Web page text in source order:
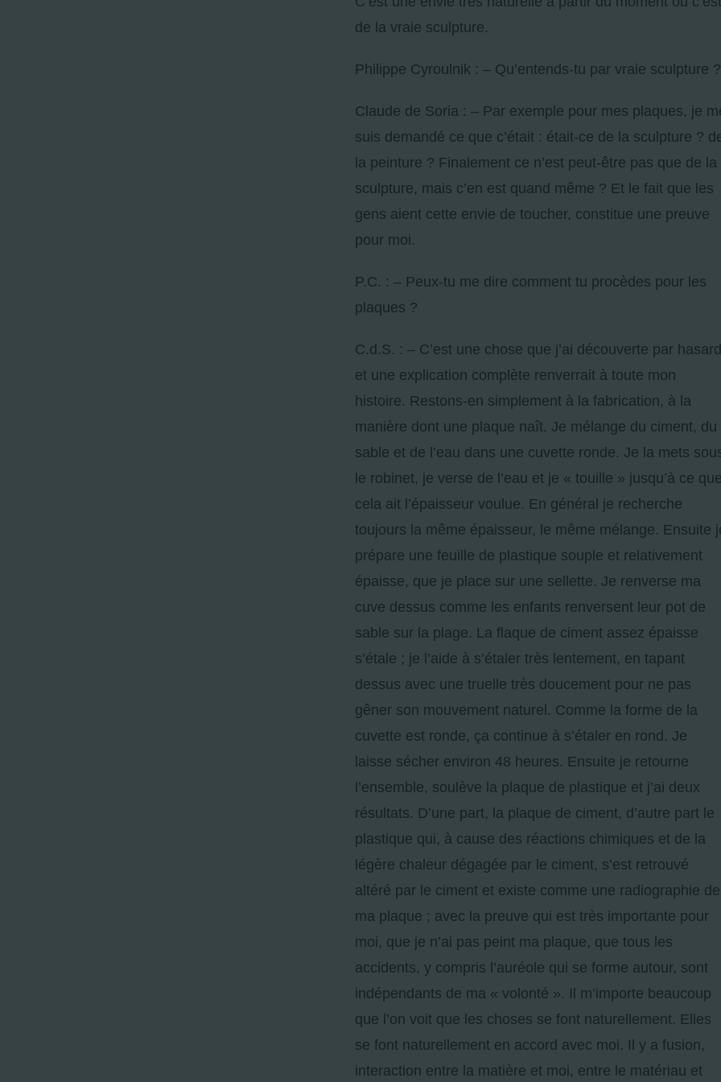
de la vraie sculpture.
Philippe Cyroulnik : – Qu’entends-tu par vraie sculpture ?
Claude de Soria : – Par exemple pour mes plaques, je
suis demandé ce que c’était : était-ce de la sculpture ?
la peinture ? Finalement ce n’est peut-être pas que de la
sculpture, mais c’en est quand même ? Et le fait que les
gens aient cette envie de toucher, constitue une preuve
pour moi.
P.C. : – Peux-tu me dire comment tu procèdes pour les
plaques ?
C.d.S. : – C’est une chose que j’ai découverte par hasard
et une explication complète renverrait à toute mon
histoire. Restons-en simplement à la fabrication, à la
manière dont une plaque naît. Je mélange du ciment, du
sable et de l’eau dans une cuvette ronde. Je la mets
le robinet, je verse de l’eau et je « touille » jusqu’à ce
cela ait l’épaisseur voulue. En général je recherche
toujours la même épaisseur, le même mélange. Ensuite
prépare une feuille de plastique souple et relativement
épaisse, que je place sur une sellette. Je renverse ma
cuve dessus comme les enfants renversent leur pot de
sable sur la plage. La flaque de ciment assez épaisse
s’étale ; je l’aide à s’étaler très lentement, en tapant
dessus avec une truelle très doucement pour ne pas
gêner son mouvement naturel. Comme la forme de la
cuvette est ronde, ça continue à s’étaler en rond. Je
laisse sécher environ 48 heures. Ensuite je retourne
l’ensemble, soulève la plaque de plastique et j’ai deux
résultats. D’une part, la plaque de ciment, d’autre part le
plastique qui, à cause des réactions chimiques et de la
légère chaleur dégagée par le ciment, s’est retrouvé
altéré par le ciment et existe comme une radiographie de
ma plaque ; avec la preuve qui est très importante pour
moi, que je n’ai pas peint ma plaque, que tous les
accidents, y compris l’auréole qui se forme autour, sont
indépendants de ma « volonté ». Il m’importe beaucoup
que l’on voit que les choses se font naturellement. Elles
se font naturellement en accord avec moi. Il y a fusion,
interaction entre la matière et moi, entre le matériau et